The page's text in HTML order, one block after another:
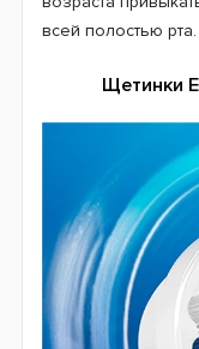
и были
эффективно
зубным налетом.